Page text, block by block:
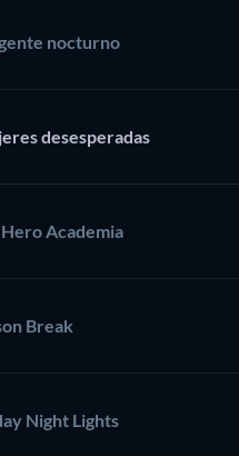
nocturno
desesperadas
Academia
Break
Night Lights